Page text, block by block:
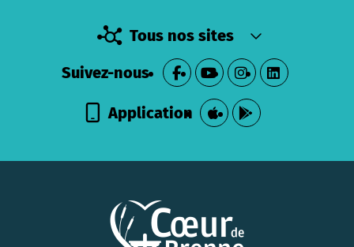
Tous nos sites
Suivez-nous
Application